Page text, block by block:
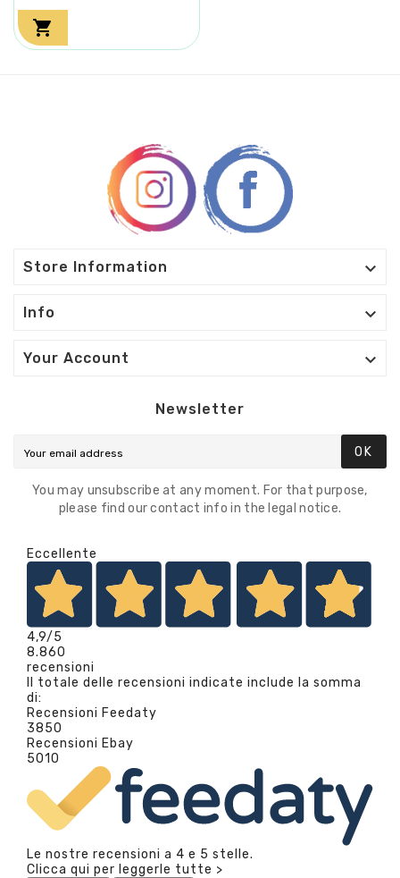

Store Information 
Info 
Your Account 
Newsletter
OK
You may unsubscribe at any moment. For that purpose,
please find our contact info in the legal notice.
Eccellente
4,9/5
8.860
recensioni
Il totale delle recensioni indicate include la somma
di:
Recensioni Feedaty
3850
Recensioni Ebay
5010
Le nostre recensioni a 4 e 5 stelle.
Clicca qui per leggerle tutte >